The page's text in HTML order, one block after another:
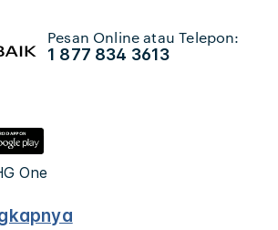
Pesan Online atau Telepon:
1 877 834 3613
One